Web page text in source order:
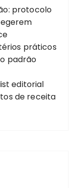
protocolo
práticos
padrão
editorial
de receita